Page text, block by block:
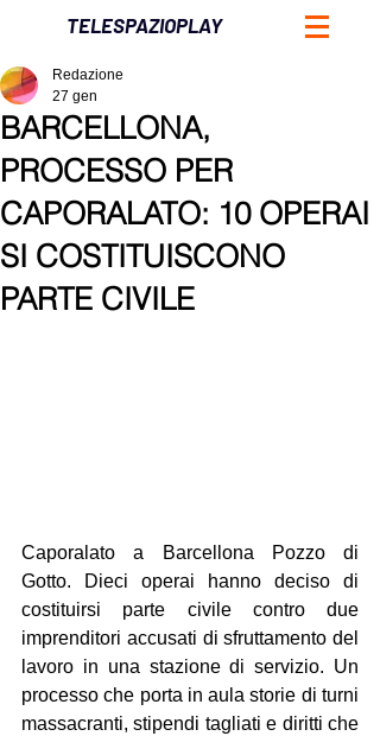
TELESPAZIOPLAY
BARCELLONA,
PROCESSO PER
CAPORALATO: 10 OPERAI
SI COSTITUISCONO
PARTE CIVILE
Redazione
27 gen
Caporalato a Barcellona Pozzo di
Gotto. Dieci operai hanno deciso di
costituirsi parte civile contro due
imprenditori accusati di sfruttamento del
lavoro in una stazione di servizio. Un
processo che porta in aula storie di turni
massacranti, stipendi tagliati e diritti che